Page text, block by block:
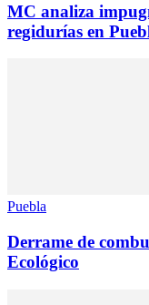
MC analiza
regidurías en
Puebla
Derrame de
Ecológico